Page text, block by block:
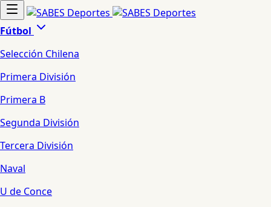
Fútbol
Selección Chilena
Primera División
Primera B
Segunda División
Tercera División
Naval
U de Conce